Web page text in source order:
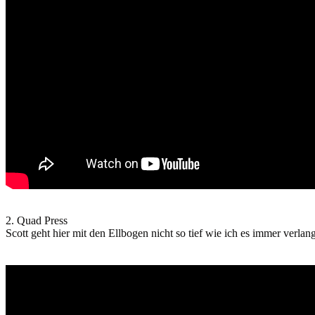
2. Quad Press
Scott geht hier mit den Ellbogen nicht so tief wie ich es immer